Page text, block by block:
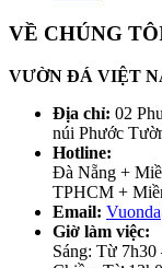
VỀ CHÚNG
VƯỜN ĐÁ VIỆT
Địa chỉ: 02
núi Phước
Hotline:
Đà Nẵng +
TPHCM +
Email:
Giờ làm việc:
Sáng: Từ 7h30